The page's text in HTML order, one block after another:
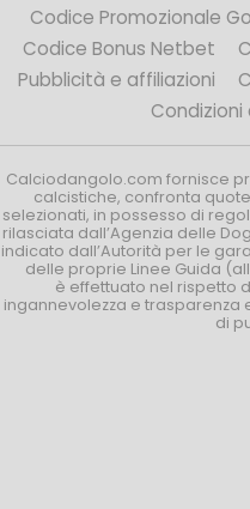
Codice Promozionale
Codice Bonus Netbet
Pubblicità e affiliazioni
Condizioni
Calciodangolo.com fornisce
calcistiche, confronta
selezionati, in possesso di
rilasciata dall’Agenzia delle
indicato dall’Autorità per le
delle proprie Linee Guida
è effettuato nel rispetto
ingannevolezza e trasparenza
di